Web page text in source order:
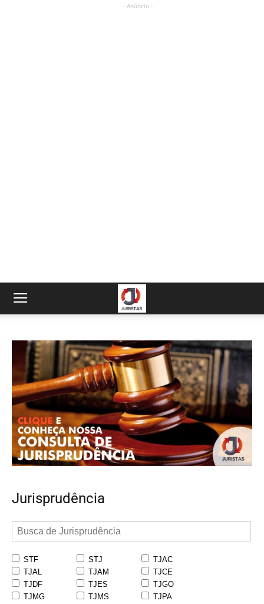
- Anúncio -
Jurisprudência
STF STJ
TJAC
TJAL
TJAM
TJCE
TJDF
TJES
TJGO
TJMG
TJMS
TJPA